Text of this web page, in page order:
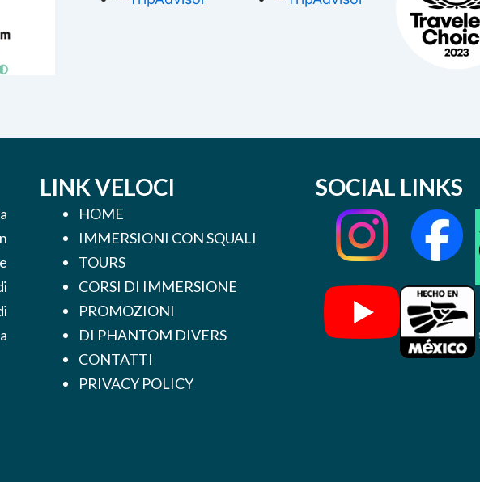
LINK VELOCI
HOME
IMMERSIONI CON SQUALI
TOURS
CORSI DI IMMERSIONE
PROMOZIONI
DI PHANTOM DIVERS
CONTATTI
PRIVACY POLICY
SOCIAL LINKS